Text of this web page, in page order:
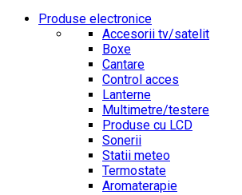
Produse electronice
Accesorii tv/satelit
Boxe
Cantare
Control acces
Lanterne
Multimetre/testere
Produse cu LCD
Sonerii
Statii meteo
Termostate
Aromaterapie